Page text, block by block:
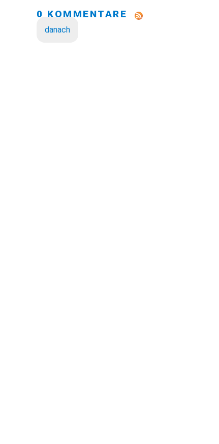
0 KOMMENTARE
danach